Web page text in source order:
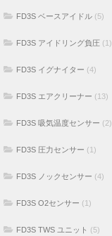
FD3S ベースアイドル (5)
FD3S アイドリング負圧 (1)
FD3S イグナイター (4)
FD3S エアクリーナー (13)
FD3S 吸気温度センサー (2)
FD3S 圧力センサー (1)
FD3S ノックセンサー (4)
FD3S O2センサー (1)
FD3S TWS ユニット (5)